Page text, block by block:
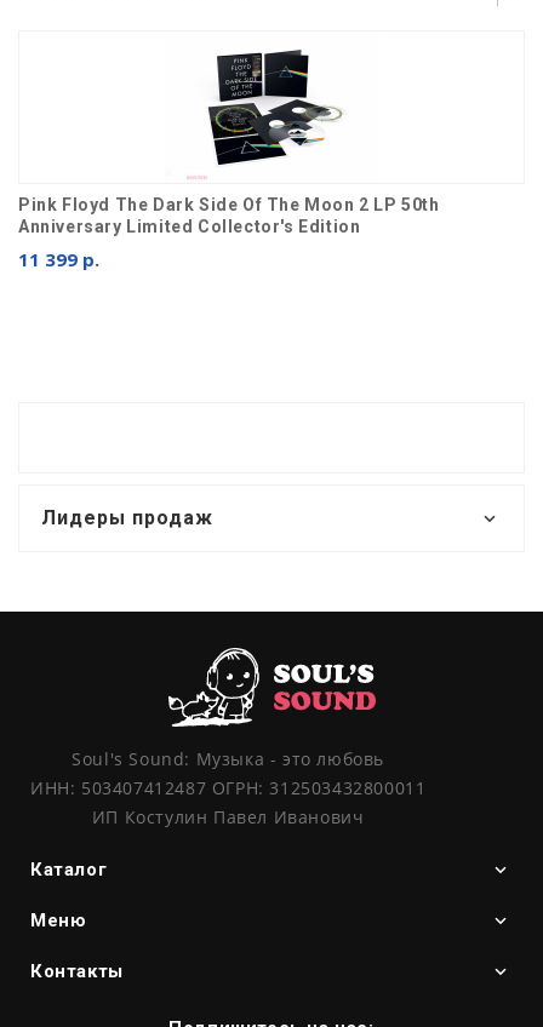
Pink Floyd The Dark Side Of The Moon 2 LP 50th
Anniversary Limited Collector's Edition
11 399 р.
Лидеры продаж
Soul's Sound: Музыка - это любовь
ИНН: 503407412487 ОГРН: 312503432800011
ИП Костулин Павел Иванович
Каталог
Меню
Контакты